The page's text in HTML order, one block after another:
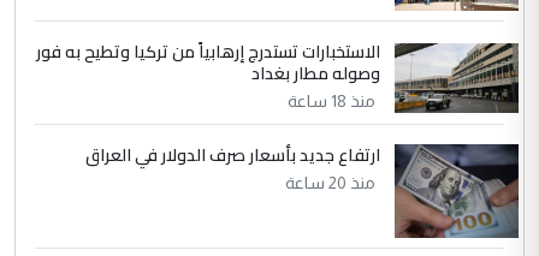
الاستخبارات تستدرج إرهابياً من تركيا وتطيح به فور
وصوله مطار بغداد
منذ 18 ساعة
ارتفاع جديد بأسعار صرف الدولار في العراق
منذ 20 ساعة